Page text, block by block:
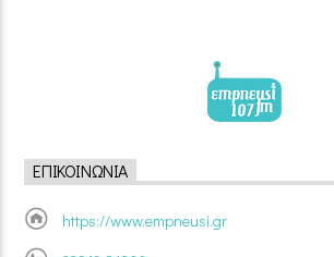
ΕΠΙΚΟΙΝΩΝΊΑ
https://www.empneusi.gr